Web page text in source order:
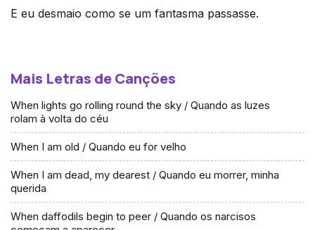
E eu desmaio como se um fantasma passasse.
Mais Letras de Canções
When lights go rolling round the sky / Quando as luzes
rolam à volta do céu
When I am old / Quando eu for velho
When I am dead, my dearest / Quando eu morrer, minha
querida
When daffodils begin to peer / Quando os narcisos